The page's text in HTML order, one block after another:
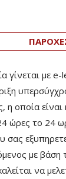
γίνεται με
η οποία
ώρες το 24
σας
με βάση
να